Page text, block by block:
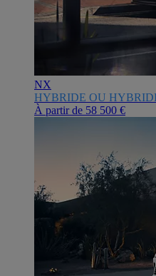
NX
HYBRIDE OU
À partir de 58 500 €